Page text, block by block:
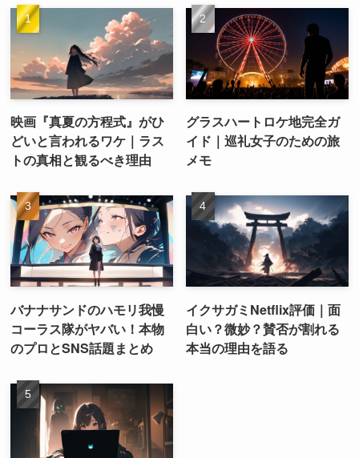
映画『真夏の方程式』がひ
どいと言われるワケ｜ラス
トの真相と観るべき理由
グラスハートロケ地完全ガ
イド｜巡礼女子のための旅
メモ
バナナサンドのハモリ我慢
コーラス隊がヤバい！本物
のプロとSNS話題まとめ
イクサガミNetflix評価｜面
白い？微妙？賛否が割れる
本当の理由を語る